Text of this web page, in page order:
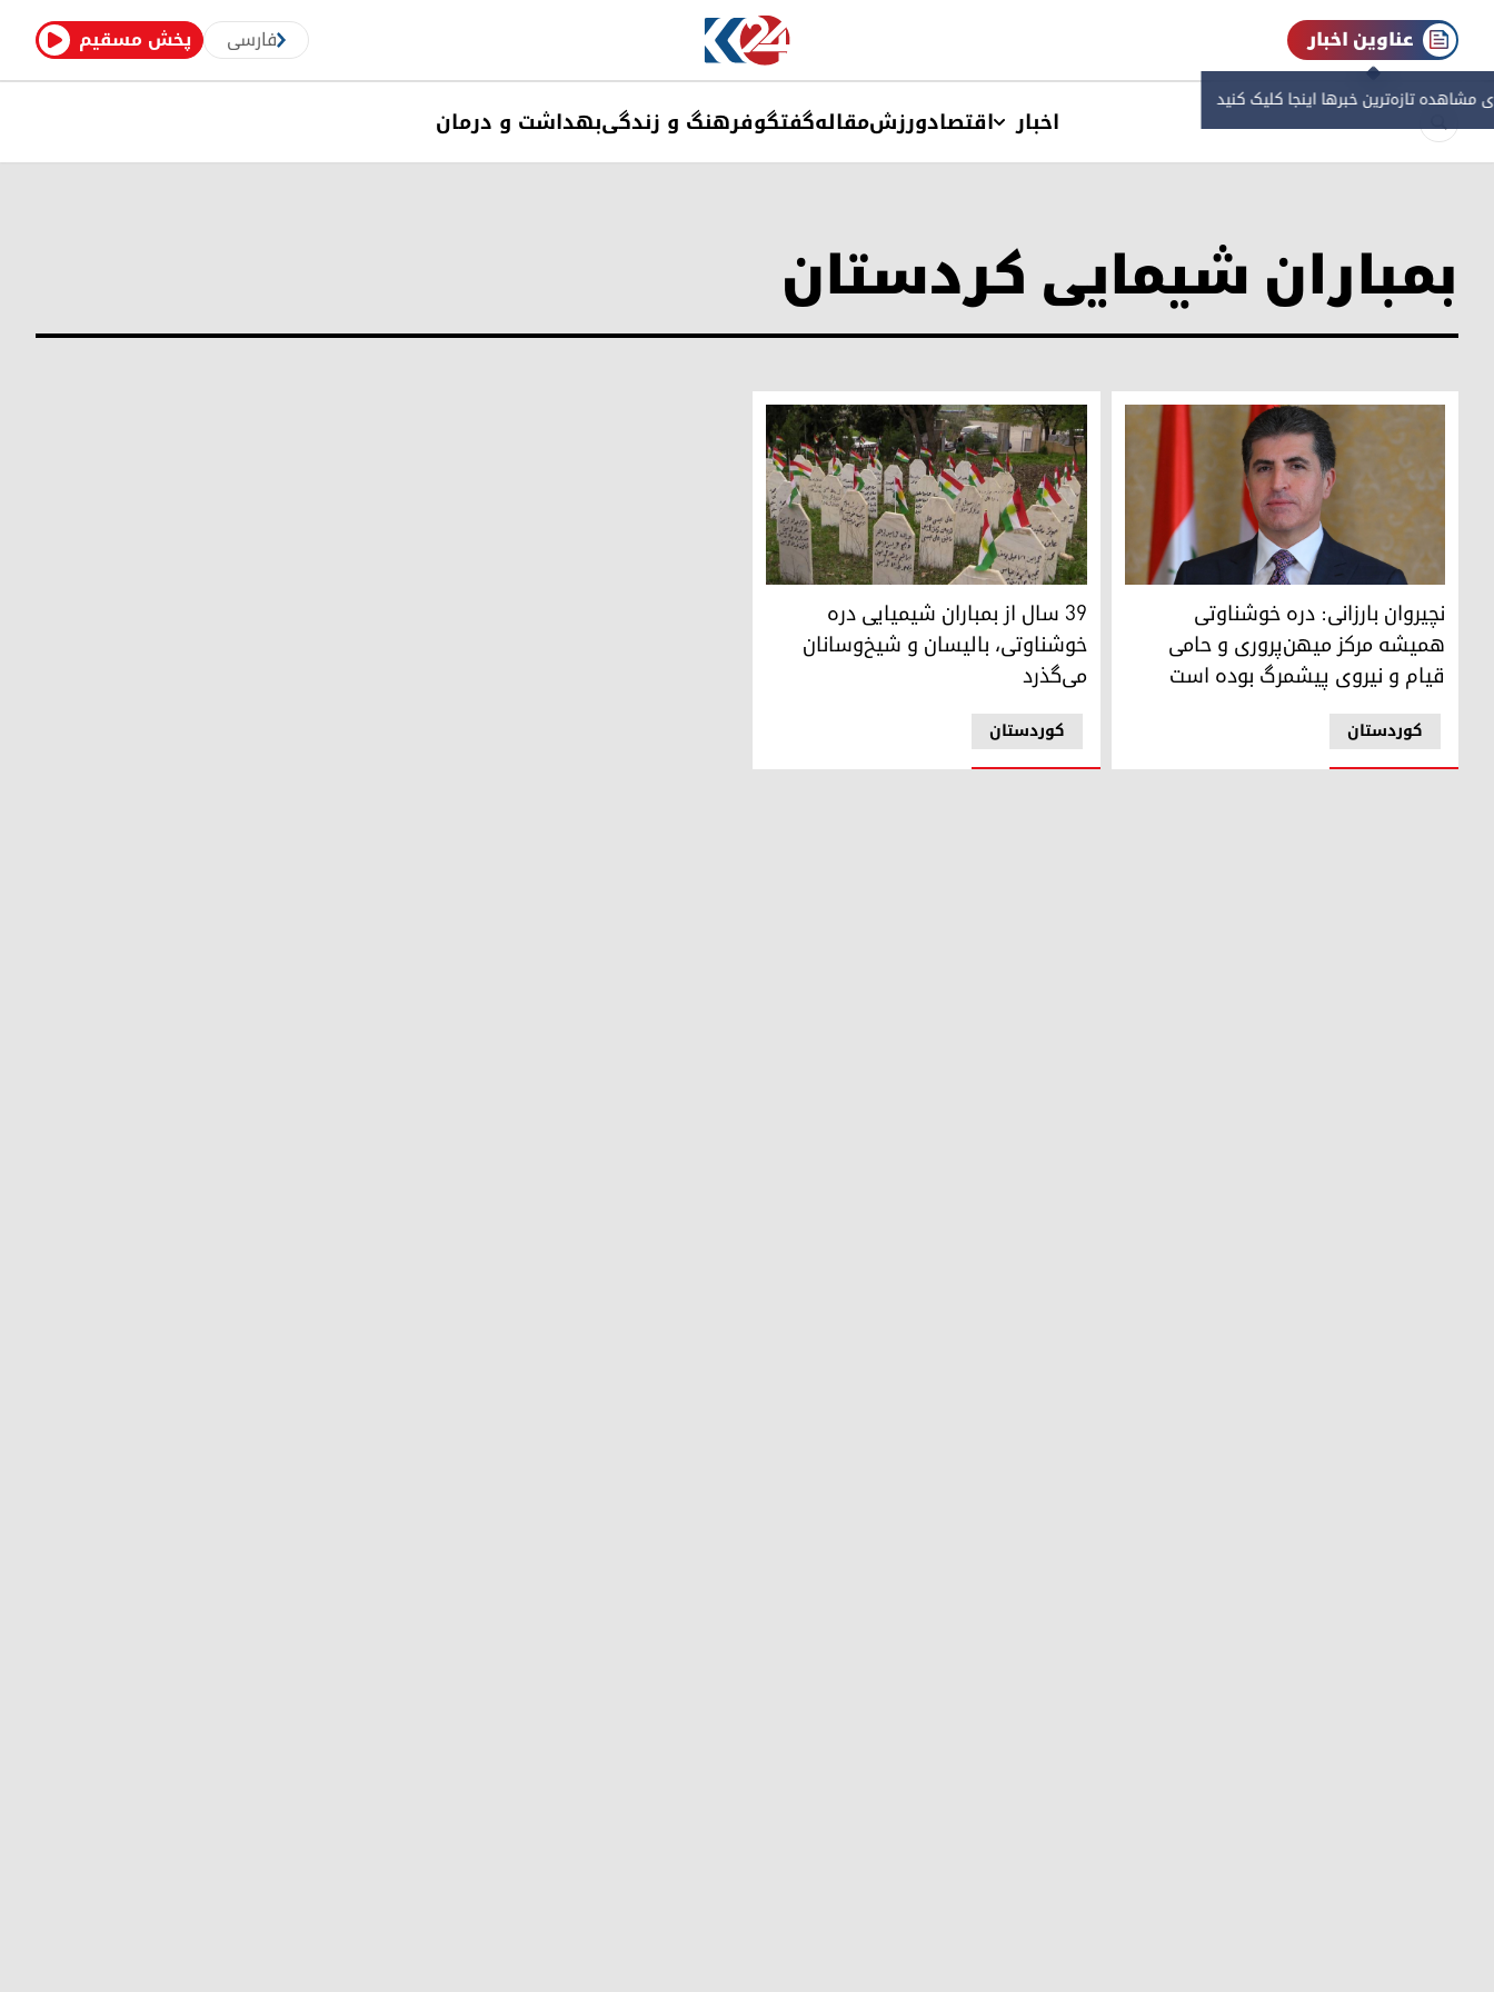
پخش مسقیم فارسی عناوین اخبار
مشاهده‌ تازه‌ترین خبرها اینجا کلیک کنید
اخبار اقتصادورزشمقالهگفتگوفرهنگ و زندگیبهداشت و درمان
بمباران شیمایی کردستان
نچیروان بارزانی، رئیس اقلیم کوردستان
کوردستان
نچیروان بارزانی: دره خوشناوتی
همیشه مرکز میهن‌پروری و حامی
قیام و نیروی پیشمرگ بوده ‌است
۳۹ سال از بمباران شیمیایی دره خوشناوتی، بالیسان و شیخ‌وسانان می‌گذرد
کوردستان
۳۹ سال از بمباران شیمیایی دره
خوشناوتی، بالیسان و شیخ‌وسانان
می‌گذرد